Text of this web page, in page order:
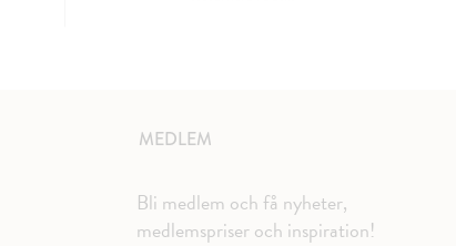
MEDLEM
Bli medlem och få nyheter,
medlemspriser och inspiration!